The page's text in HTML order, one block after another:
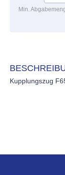
Min.
Kupplungszug